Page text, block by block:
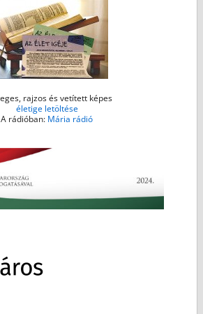
rajzos és vetített képes
életige letöltése
A rádióban: Mária rádió